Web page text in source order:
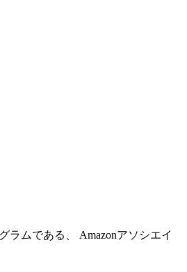
ラムである、 Amazonアソシエイ